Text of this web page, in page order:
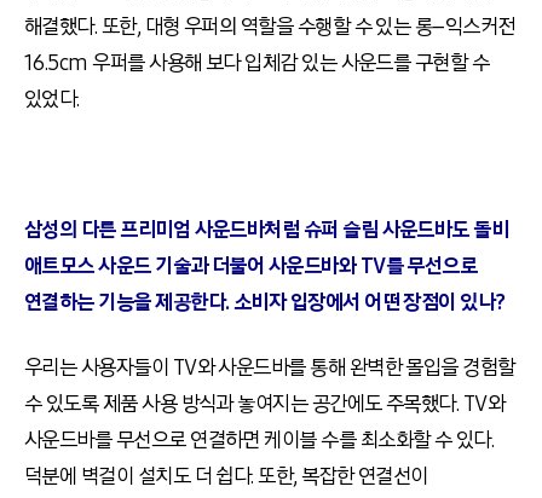
해결했다.또한, 대형 우퍼의 역할을 수행할 수 있는 롱–익스커전
16.5cm우퍼를 사용해 보다 입체감 있는 사운드를 구현할 수
있었다.
삼성의 다른 프리미엄 사운드바처럼 슈퍼 슬림 사운드바도 돌비
애트모스 사운드 기술과 더불어 사운드바와TV를 무선으로
연결하는 기능을 제공한다.소비자 입장에서 어떤 장점이 있나?
우리는 사용자들이 TV와 사운드바를 통해 완벽한 몰입을 경험할
수 있도록 제품 사용 방식과 놓여지는 공간에도 주목했다. TV와
사운드바를 무선으로 연결하면 케이블 수를 최소화할 수 있다.
덕분에 벽걸이 설치도 더 쉽다.또한,복잡한 연결선이